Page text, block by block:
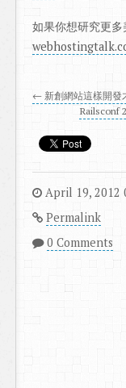
如果你想研究更
← 新創網站這樣開發
Railsconf
April 19, 2012
Permalink
0 Comments